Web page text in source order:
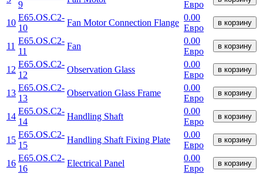
9
Евро
10
E65.OS.C2-
10
Fan Motor Connection Flange
0.00
Евро
в корзину
11
E65.OS.C2-
11
Fan
0.00
Евро
в корзину
12
E65.OS.C2-
12
Observation Glass
0.00
Евро
в корзину
13
E65.OS.C2-
13
Observation Glass Frame
0.00
Евро
в корзину
14
E65.OS.C2-
14
Handling Shaft
0.00
Евро
в корзину
15
E65.OS.C2-
15
Handling Shaft Fixing Plate
0.00
Евро
в корзину
16
E65.OS.C2-
16
Electrical Panel
0.00
Евро
в корзину